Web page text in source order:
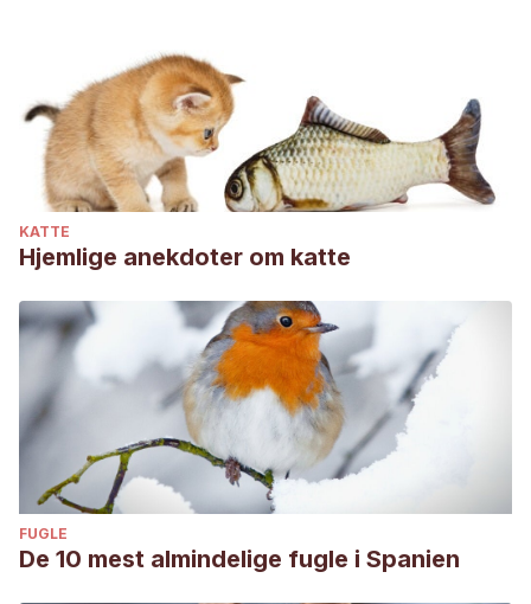
KATTE
Hjemlige anekdoter om katte
FUGLE
De 10 mest almindelige fugle i Spanien